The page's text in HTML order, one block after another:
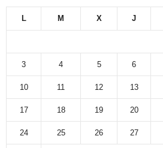
L M X J
3 4 5 6
10 11 12 13
17 18 19 20
24 25 26 27